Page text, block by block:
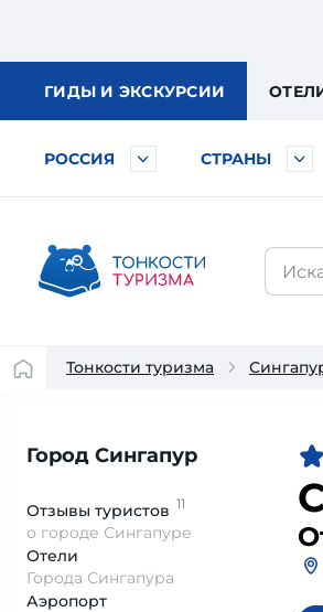
ГИДЫ И ЭКСКУРСИИ
РОССИЯ СТРАНЫ
Тонкости туризма
Город Сингапур
Отзывы туристов 11
о городе Сингапуре
Отели
Города Сингапура
Аэропорт